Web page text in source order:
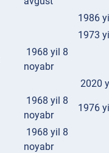
1986
1973
1968 yil 8
noyabr
2020
1968 yil 8
noyabr
1976
1968 yil 8
noyabr